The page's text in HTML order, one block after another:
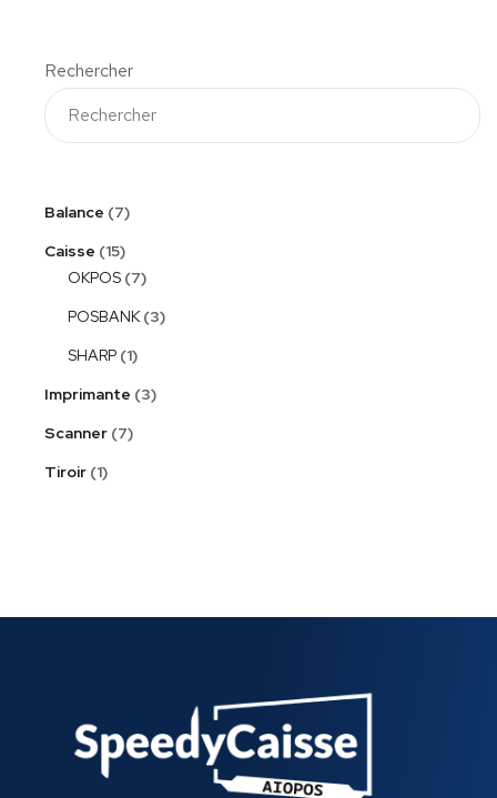
Rechercher
Balance
7
Caisse
15
OKPOS 7
POSBANK 3
SHARP 1
Imprimante
3
Scanner 7
Tiroir 1